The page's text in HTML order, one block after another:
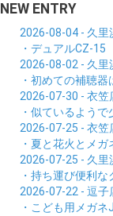
NEW ENTRY
2026-08-04 - 久里
・デュアルCZ-15
2026-08-02 - 久里
・初めての補聴
2026-07-30 - 衣笠
・似ているようで
2026-07-25 - 衣笠
・夏と花火とメガ
2026-07-25 - 久里
・持ち運び便利な
2026-07-22 - 逗子
・こども用メガ